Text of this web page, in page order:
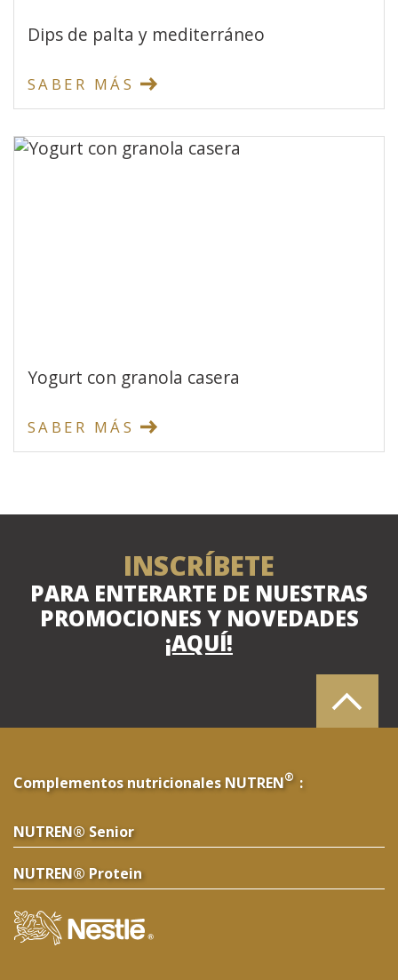
Dips de palta y mediterráneo
SABER MÁS
Yogurt con granola casera
SABER MÁS
INSCRÍBETE
PARA ENTERARTE DE NUESTRAS
PROMOCIONES Y NOVEDADES
¡AQUÍ!
Complementos nutricionales NUTREN® :
NUTREN® Senior
NUTREN® Protein